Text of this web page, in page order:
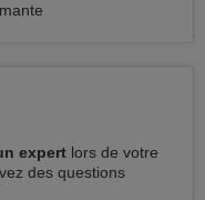
expertlors de votre
des questions